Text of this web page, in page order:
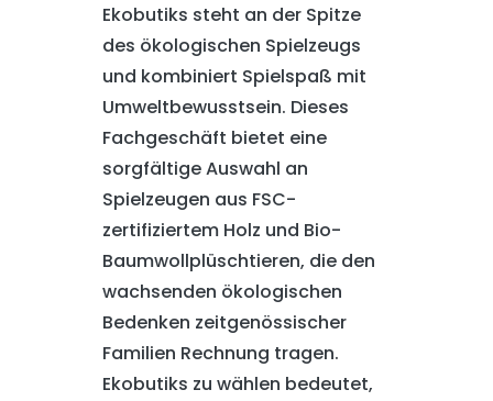
Ekobutiks steht an der Spitze
des ökologischen Spielzeugs
und kombiniert Spielspaß mit
Umweltbewusstsein. Dieses
Fachgeschäft bietet eine
sorgfältige Auswahl an
Spielzeugen aus FSC-
zertifiziertem Holz und Bio-
Baumwollplüschtieren, die den
wachsenden ökologischen
Bedenken zeitgenössischer
Familien Rechnung tragen.
Ekobutiks zu wählen bedeutet,